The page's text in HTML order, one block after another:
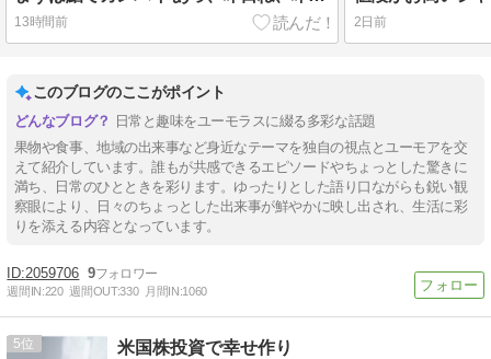
13時間前 2日前
このブログのここがポイント
日常と趣味をユーモラスに綴る多彩な話題
果物や食事、地域の出来事など身近なテーマを独自の視点とユーモアを交
えて紹介しています。誰もが共感できるエピソードやちょっとした驚きに
満ち、日常のひとときを彩ります。ゆったりとした語り口ながらも鋭い観
察眼により、日々のちょっとした出来事が鮮やかに映し出され、生活に彩
りを添える内容となっています。
2059706 9
週間IN:220 週間OUT:330 月間IN:1060
5 米国株投資で幸せ作り